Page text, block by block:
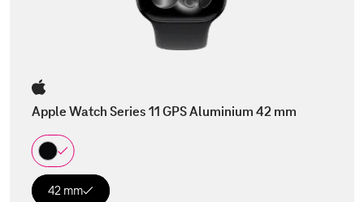
Apple Watch Series 11 GPS Aluminium 42 mm
42 mm